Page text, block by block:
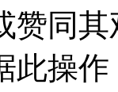
赞同
此操